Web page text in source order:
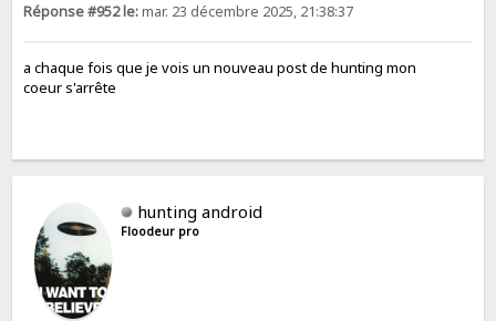
Réponse #952 le:mar. 23 décembre 2025, 21:38:37
a chaque fois que je vois un nouveau post de hunting mon
coeur s'arrête
hunting android
Floodeur pro